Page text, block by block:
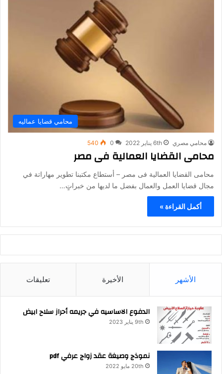
محامي قضايا عماليه
محامي مصري 6th يناير 2022 0
540
محامى القضايا العمالية فى مصر
محامى القضايا العمالية فى مصر – أستطاع مكتبنا تطوير مهاراتة في
مجال قضايا العمل والعمال بفضل ما لديها من خبراتٍ…
أكمل القراءة »
الأشهر الأخيرة تعليقات
الدفوع الاساسيه في جريمه أحراز سلاح ابيض
9th يناير 2023
نموذج وصيغة عقد زواج عرفي pdf
20th مايو 2022